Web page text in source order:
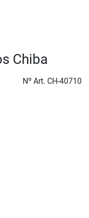
Chiba
Nº Art. CH-40710